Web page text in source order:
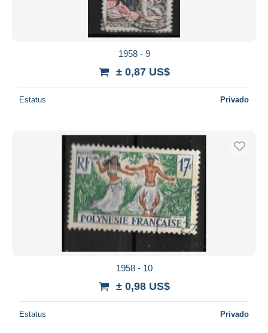
1958 - 9
± 0,87 US$
Estatus Privado
1958 - 10
± 0,98 US$
Estatus Privado